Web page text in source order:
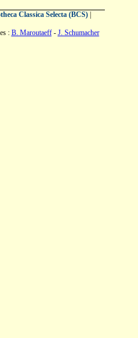
Classica Selecta (BCS)|
: B. Maroutaeff- J. Schumacher